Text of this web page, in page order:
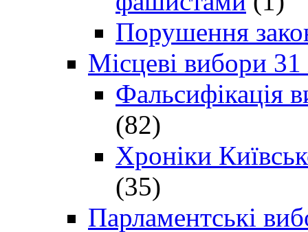
Порушення
Місцеві вибори
Фальсифікація
(82)
Хроніки
(35)
Парламентські